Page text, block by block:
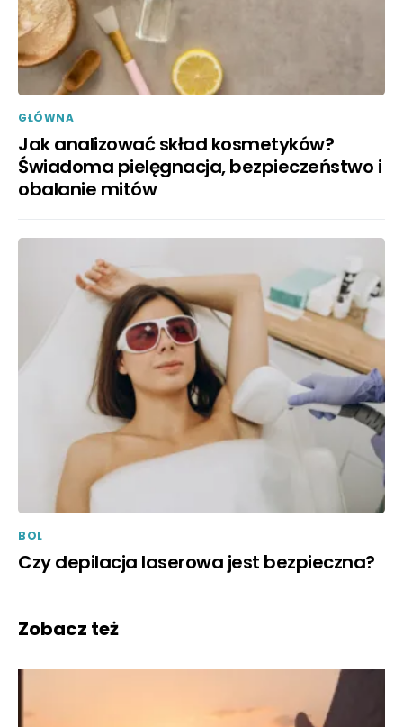
GŁÓWNA
Jak analizować skład kosmetyków?
Świadoma pielęgnacja, bezpieczeństwo i
obalanie mitów
BOL
Czy depilacja laserowa jest bezpieczna?
Zobacz też